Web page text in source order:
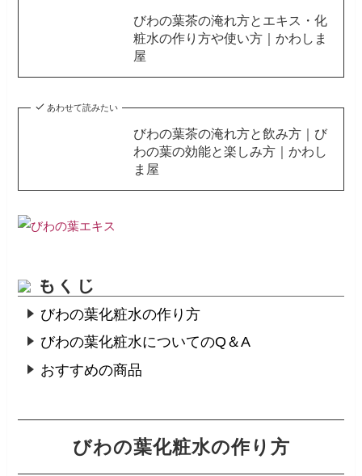
びわの葉茶の淹れ方とエキス・化
粧水の作り方や使い方｜かわしま
屋
あわせて読みたい
びわの葉茶の淹れ方と飲み方｜び
わの葉の効能と楽しみ方｜かわし
ま屋
もくじ
びわの葉化粧水の作り方
びわの葉化粧水についてのQ＆A
おすすめの商品
びわの葉化粧水の作り方